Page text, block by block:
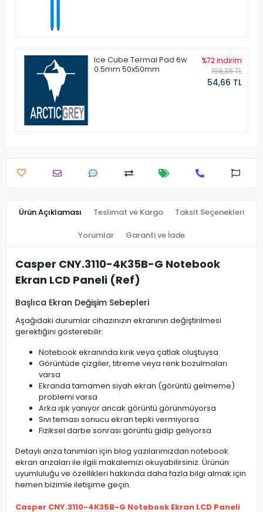
Ice Cube Termal Pad 6w
0.5mm 50x50mm
%72 indirim
198,38 TL
54,66 TL
Ürün Açıklaması Teslimat ve Kargo Taksit Seçenekleri
Yorumlar Garanti ve İade
Casper CNY.3110-4K35B-G Notebook
Ekran LCD Paneli (Ref)
Başlıca Ekran Değişim Sebepleri
Aşağıdaki durumlar cihazınızın ekranının değiştirilmesi
gerektiğini gösterebilir:
Notebook ekranında kırık veya çatlak oluştuysa
Görüntüde çizgiler, titreme veya renk bozulmaları
varsa
Ekranda tamamen siyah ekran (görüntü gelmeme)
problemi varsa
Arka ışık yanıyor ancak görüntü görünmüyorsa
Sıvı teması sonucu ekran tepki vermiyorsa
Fiziksel darbe sonrası görüntü gidip geliyorsa
Detaylı arıza tanımları için blog yazılarımızdan notebook
ekran arızaları ile ilgili makalemizi okuyabilirsiniz. Ürünün
uyumluluğu ve özellikleri hakkında daha fazla bilgi almak için
hemen bizimle iletişime geçin.
Casper CNY.3110-4K35B-G Notebook Ekran LCD Paneli